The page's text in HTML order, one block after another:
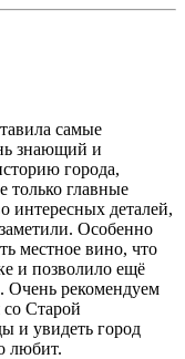
самые
знающий и
города,
только главные
интересных деталей,
Особенно
местное вино, что
и позволило ещё
Очень рекомендуем
со Старой
и увидеть город
любит.